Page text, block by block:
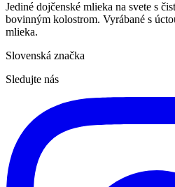
Jediné dojčenské mlieka na svete s
bovinným kolostrom. Vyrábané s
mlieka.
Slovenská značka
Sledujte nás